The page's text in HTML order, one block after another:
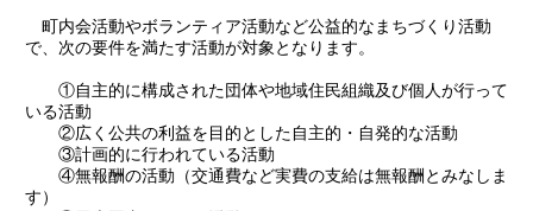
町内会活動やボランティア活動など公益的なまちづくり活動
で、次の要件を満たす活動が対象となります。
①自主的に構成された団体や地域住民組織及び個人が行って
いる活動
②広く公共の利益を目的とした自主的・自発的な活動
③計画的に行われている活動
④無報酬の活動（交通費など実費の支給は無報酬とみなしま
す）